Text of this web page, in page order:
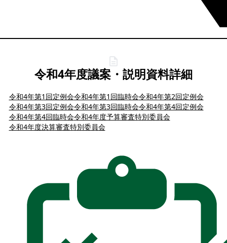
令和4年度議案・説明資料詳細
令和4年第1回定例会令和4年第1回臨時会令和4年第2回定例会
令和4年第3回定例会令和4年第3回臨時会令和4年第4回定例会
令和4年第4回臨時会令和4年度予算審査特別委員会
令和4年度決算審査特別委員会